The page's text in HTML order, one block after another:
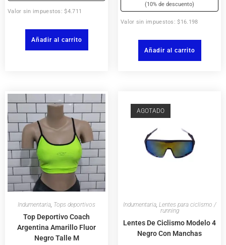
Valor sin impuestos: $4.711
Añadir al carrito
(10% de descuento)
Valor sin impuestos: $16.198
Añadir al carrito
Indumentaria, Tops deportivos
Top Deportivo Coach
Argentina Amarillo Fluor
Negro Talle M
AGOTADO
Indumentaria, Lentes para ciclismo /
running
Lentes De Ciclismo Modelo 4
Negro Con Manchas